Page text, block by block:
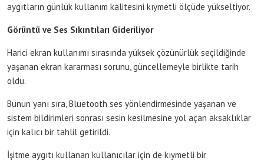
aygıtların günlük kullanım kalitesini kıymetli ölçüde yükseltiyor.
Görüntü ve Ses Sıkıntıları Gideriliyor
Harici ekran kullanımı sırasında yüksek çözünürlük seçildiğinde
yaşanan ekran kararması sorunu, güncellemeyle birlikte tarih
oldu.
Bunun yanı sıra, Bluetooth ses yönlendirmesinde yaşanan ve
sistem bildirimleri sonrası sesin kesilmesine yol açan aksaklıklar
için kalıcı bir tahlil getirildi.
İşitme aygıtı kullanan kullanıcılar için de kıymetli bir